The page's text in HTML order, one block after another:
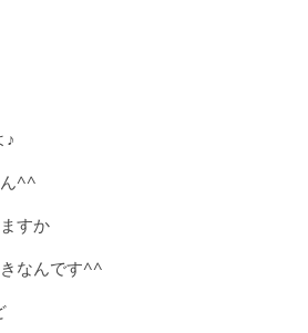
♪
^^
すか
なんです^^